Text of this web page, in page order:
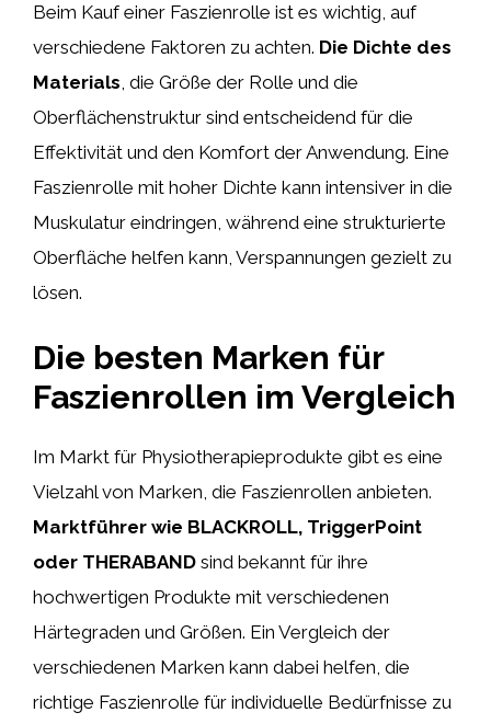
Beim Kauf einer Faszienrolle ist es wichtig, auf
verschiedene Faktoren zu achten. Die Dichte des
Materials, die Größe der Rolle und die
Oberflächenstruktur sind entscheidend für die
Effektivität und den Komfort der Anwendung. Eine
Faszienrolle mit hoher Dichte kann intensiver in die
Muskulatur eindringen, während eine strukturierte
Oberfläche helfen kann, Verspannungen gezielt zu
lösen.
Die besten Marken für
Faszienrollen im Vergleich
Im Markt für Physiotherapieprodukte gibt es eine
Vielzahl von Marken, die Faszienrollen anbieten.
Marktführer wie BLACKROLL, TriggerPoint
oder THERABAND sind bekannt für ihre
hochwertigen Produkte mit verschiedenen
Härtegraden und Größen. Ein Vergleich der
verschiedenen Marken kann dabei helfen, die
richtige Faszienrolle für individuelle Bedürfnisse zu